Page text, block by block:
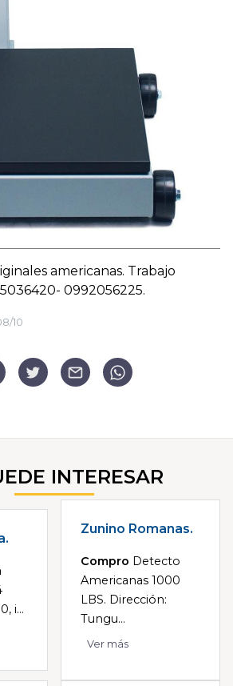
americanas. Trabajo
0992056225.
10
INTERESAR
i...
Zunino Romanas.
Compro Detecto
Americanas 1000
LBS. Dirección:
Tungu...
Ver más